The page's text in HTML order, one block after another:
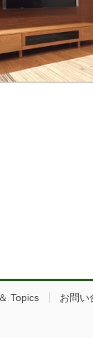
Topics お問い